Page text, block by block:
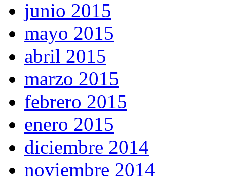
junio 2015
mayo 2015
abril 2015
marzo 2015
febrero 2015
enero 2015
diciembre 2014
noviembre 2014